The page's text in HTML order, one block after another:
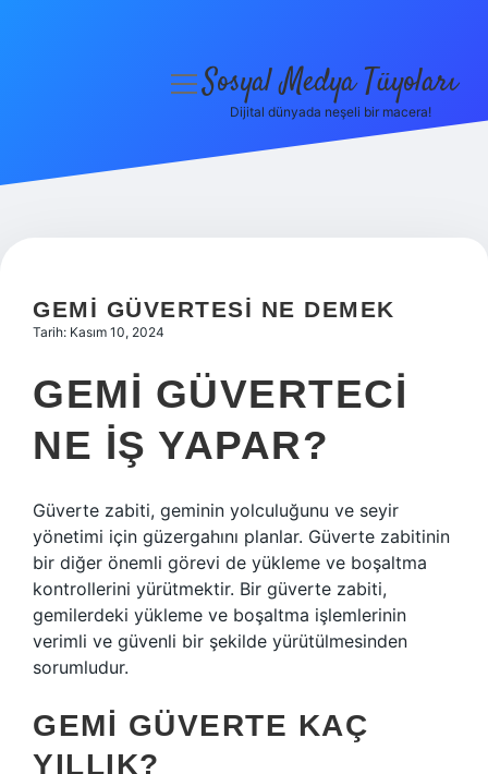
Hakkımızda
menüyüSosyal Medya Tüyoları
Dijital dünyada neşeli bir macera!
GEMI GÜVERTESI NE DEMEK
Tarih: Kasım 10, 2024
GEMI GÜVERTECI
NE IŞ YAPAR?
Güverte zabiti, geminin yolculuğunu ve seyir
yönetimi için güzergahını planlar. Güverte zabitinin
bir diğer önemli görevi de yükleme ve boşaltma
kontrollerini yürütmektir. Bir güverte zabiti,
gemilerdeki yükleme ve boşaltma işlemlerinin
verimli ve güvenli bir şekilde yürütülmesinden
sorumludur.
GEMI GÜVERTE KAÇ
YILLIK?